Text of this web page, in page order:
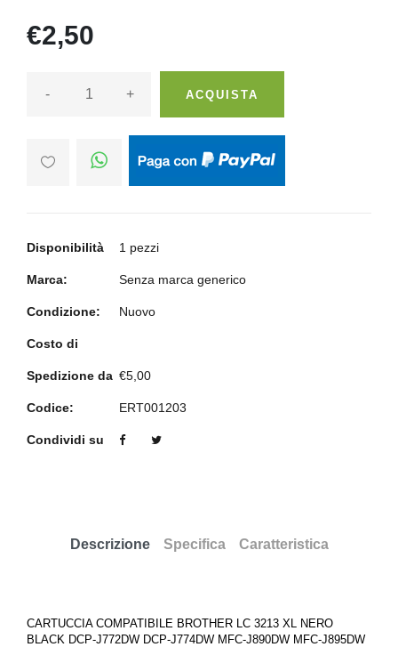
€2,50
- + ACQUISTA
Disponibilità 1 pezzi
Marca: Senza marca generico
Condizione: Nuovo
Costo di
Spedizione da €5,00
Codice: ERT001203
Condividi su
Descrizione Specifica Caratteristica
CARTUCCIA COMPATIBILE BROTHER LC 3213 XL NERO
BLACK DCP-J772DW DCP-J774DW MFC-J890DW MFC-J895DW